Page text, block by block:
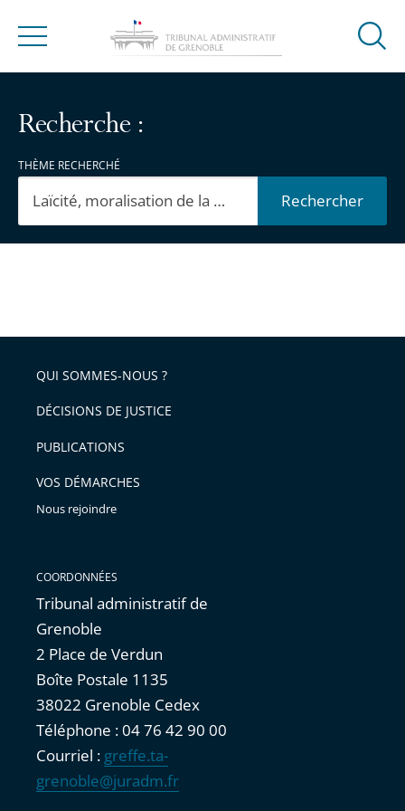
Menu
Ouvrir
Recherche :
THÈME RECHERCHÉ
Rechercher
filtres
arriver
après
filtres
arriver
avant
QUI SOMMES-NOUS ?
DÉCISIONS DE JUSTICE
PUBLICATIONS
VOS DÉMARCHES
Nous rejoindre
COORDONNÉES
Tribunal administratif de
Grenoble
2 Place de Verdun
Boîte Postale 1135
38022 Grenoble Cedex
Téléphone : 04 76 42 90 00
Courriel : greffe.ta-
grenoble@juradm.fr